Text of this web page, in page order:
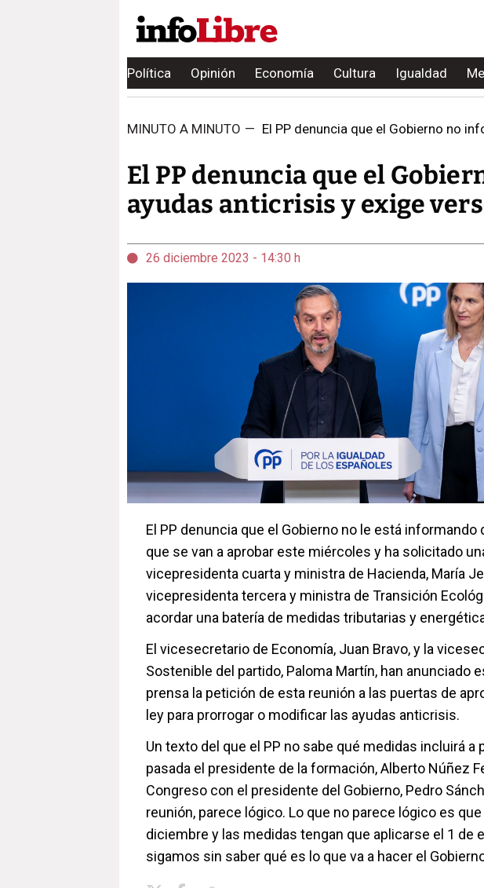
Política Opinión Economía Cultura Igualdad
MINUTO A MINUTO — El PP denuncia que el Gobierno no
El PP denuncia que el
ayudas anticrisis y exige
26 diciembre 2023 - 14:30 h
El PP denuncia que el Gobierno no le está
que se van a aprobar este miércoles y ha solicitado
vicepresidenta cuarta y ministra de Hacienda, María
vicepresidenta tercera y ministra de Transición
acordar una batería de medidas tributarias y
El vicesecretario de Economía, Juan Bravo, y la
Sostenible del partido, Paloma Martín, han anunciado
prensa la petición de esta reunión a las puertas de
ley para prorrogar o modificar las ayudas anticrisis.
Un texto del que el PP no sabe qué medidas incluirá a
pasada el presidente de la formación, Alberto Núñez
Congreso con el presidente del Gobierno, Pedro
reunión, parece lógico. Lo que no parece lógico es
diciembre y las medidas tengan que aplicarse el 1 de
sigamos sin saber qué es lo que va a hacer el